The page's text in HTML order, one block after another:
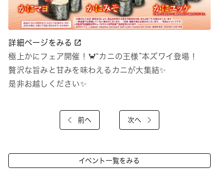
詳細ページをみる
極上かにフェア開催！🦀“カニの王様”本ズワイ登場！
贅沢な旨みと甘みを味わえるカニが大集結✨
是非お越しください✨
前へ 次へ
イベント一覧をみる